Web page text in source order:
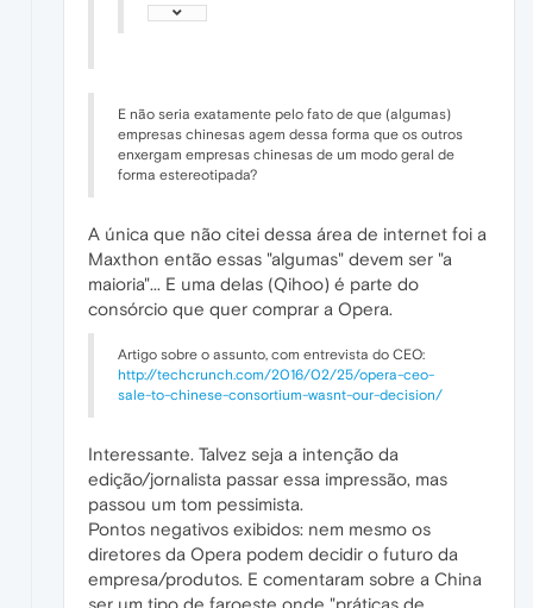
E não seria exatamente pelo fato de que (algumas)
empresas chinesas agem dessa forma que os outros
enxergam empresas chinesas de um modo geral de
forma estereotipada?
A única que não citei dessa área de internet foi a
Maxthon então essas "algumas" devem ser "a
maioria"... E uma delas (Qihoo) é parte do
consórcio que quer comprar a Opera.
Artigo sobre o assunto, com entrevista do CEO:
http://techcrunch.com/2016/02/25/opera-ceo-
sale-to-chinese-consortium-wasnt-our-decision/
Interessante. Talvez seja a intenção da
edição/jornalista passar essa impressão, mas
passou um tom pessimista.
Pontos negativos exibidos: nem mesmo os
diretores da Opera podem decidir o futuro da
empresa/produtos. E comentaram sobre a China
ser um tipo de faroeste onde "práticas de